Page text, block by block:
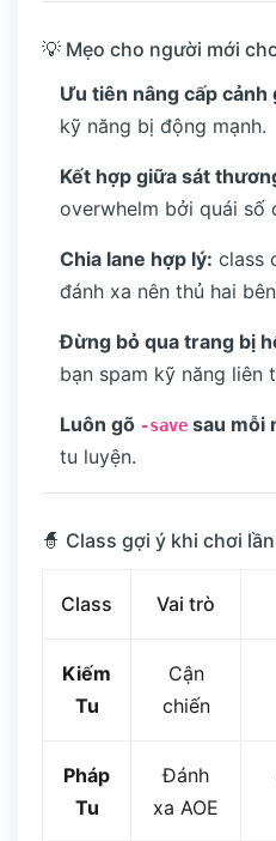
💡 Mẹo cho người mới
Ưu tiên nâng cấp cảnh
kỹ năng bị động mạnh.
Kết hợp giữa sát
overwhelm bởi quái số
Chia lane hợp lý: class
đánh xa nên thủ hai
Đừng bỏ qua trang bị
bạn spam kỹ năng liên
Luôn gõ -save sau mỗi
tu luyện.
🧙 Class gợi ý khi chơi
Class Vai trò
Kiếm
Tu
Cận
chiến
Pháp
Tu
Đánh
xa AOE